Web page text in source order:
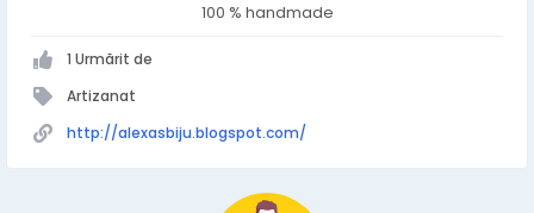
100 % handmade
1 Urmărit de
Artizanat
http://alexasbiju.blogspot.com/